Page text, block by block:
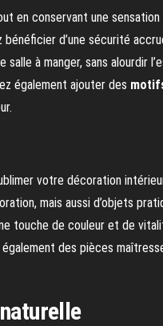
en conservant une sensation
d’une sécurité
salle à manger, sans alourdir
également ajouter des
votre décoration
mais aussi d’objets
touche de couleur et de
des pièces